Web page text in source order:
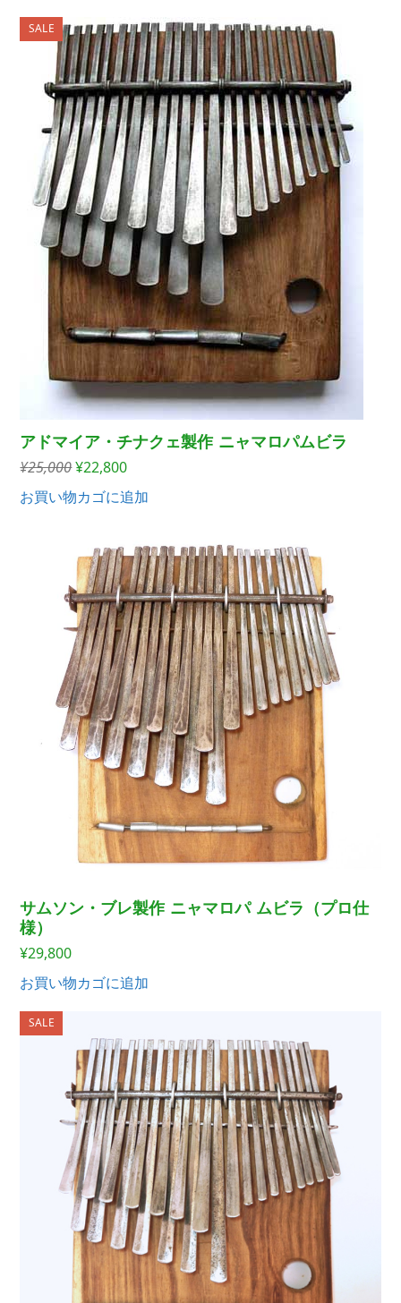
は
¥27,800
で
し
た。
格
は
¥25,800
で
す。
SALE
アドマイア・チナクェ製作 ニャマロパムビラ
¥25,000元
価
¥25,000
で
し
た。
¥22,800現
在
の
格
は
¥22,800
で
す。
お買い物カゴに追加
サムソン・ブレ製作 ニャマロパ ムビラ（プロ仕
様）
¥29,800
お買い物カゴに追加
SALE